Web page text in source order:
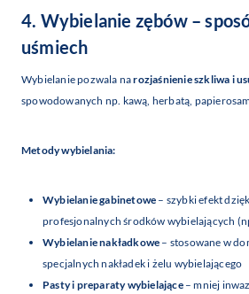
4. Wybielanie zębów –
uśmiech
Wybielanie pozwala narozjaśnienie szkliwa i
spowodowanych np. kawą, herbatą,
Metody wybielania:
Wybielanie gabinetowe – szybki efekt
profesjonalnych środków wybielających
Wybielanie nakładkowe – stosowane w
specjalnych nakładek i żelu wybielającego
Pasty i preparaty wybielające– mniej